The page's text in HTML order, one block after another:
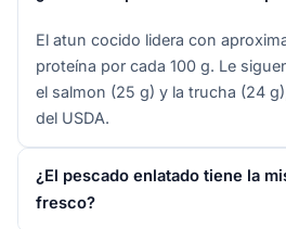
El atun cocido lidera con
proteína por cada 100 g. Le
el salmon (25 g) y la trucha (24
del USDA.
¿El pescado enlatado tiene la
fresco?